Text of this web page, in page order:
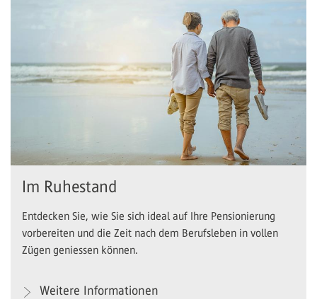
Im Ruhestand
Entdecken Sie, wie Sie sich ideal auf Ihre Pensionierung
vorbereiten und die Zeit nach dem Berufsleben in vollen
Zügen geniessen können.
Weitere Informationen